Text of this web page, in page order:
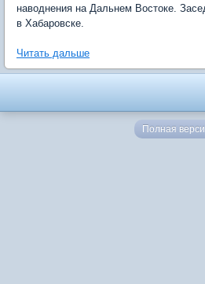
наводнения на Дальнем Востоке.
в Хабаровске.
Читать дальше
Полная